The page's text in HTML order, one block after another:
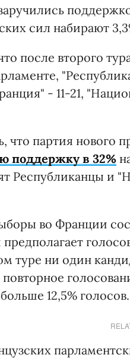
сил набирают
после второго
- 11-21,
что партия нового
поддержку в 32%
Республиканцы и
во Франции
туре ни один
12,5% голосов.